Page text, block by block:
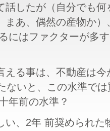
話したが（自分でも
まあ、偶然の産物か
にはファクターが多
える事は、不動産は
ないと、この水準で
年前の水準？
い、2年 前奨められ